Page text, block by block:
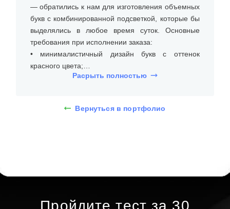
— обратились к нам для изготовления объемных
букв с комбинированной подсветкой, которые бы
выделялись в любое время суток. Основные
требования при исполнении заказа:
• минималистичный дизайн букв с оттенок
красного цвета;
• подсветка, которая равномерно освещает
Расрыть полностью
Вернуться в портфолио